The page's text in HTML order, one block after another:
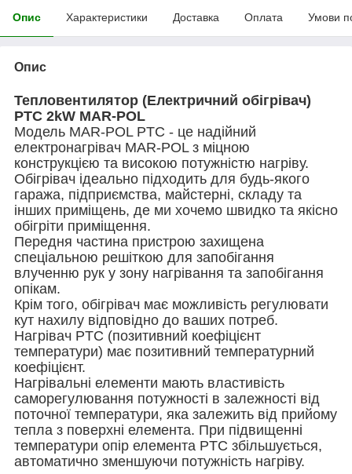
Опис Характеристики Доставка Оплата Умови
Опис
Тепловентилятор (Електричний обігрівач)
PTC 2kW MAR-POL
Модель MAR-POL PTC - це надійний
електронагрівач MAR-POL з міцною
конструкцією та високою потужністю нагріву.
Обігрівач ідеально підходить для будь-якого
гаража, підприємства, майстерні, складу та
інших приміщень, де ми хочемо швидко та якісно
обігріти приміщення.
Передня частина пристрою захищена
спеціальною решіткою для запобігання
влученню рук у зону нагрівання та запобігання
опікам.
Крім того, обігрівач має можливість регулювати
кут нахилу відповідно до ваших потреб.
Нагрівач PTC (позитивний коефіцієнт
температури) має позитивний температурний
коефіцієнт.
Нагрівальні елементи мають властивість
саморегулювання потужності в залежності від
поточної температури, яка залежить від прийому
тепла з поверхні елемента. При підвищенні
температури опір елемента PTC збільшується,
автоматично зменшуючи потужність нагріву.